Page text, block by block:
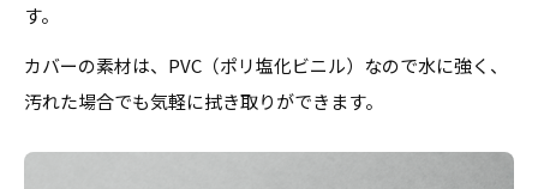
す。
カバーの素材は、PVC（ポリ塩化ビニル）なので水に強く、
汚れた場合でも気軽に拭き取りができます。